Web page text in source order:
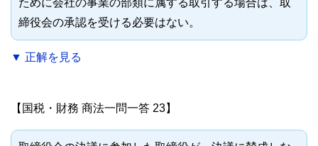
ために会社の事業の部類に属する取引する場合は、取
締役会の承認を受ける必要はない。
▼ 正解を見る
【国税・財務 商法一問一答 23】